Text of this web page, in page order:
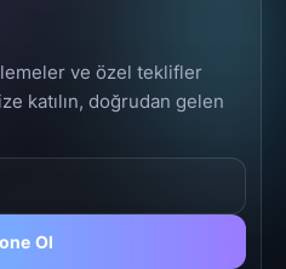
ve özel teklifler
katılın, doğrudan gelen
Ol